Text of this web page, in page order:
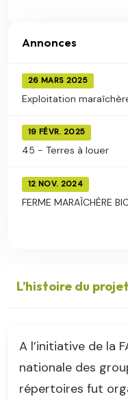
Annonces
26 MARS 2025
Exploitation
19 FÉVR. 2025
45 - Terres à louer
12 NOV. 2024
FERME MARAÎCHÈRE
L’histoire du
A l’initiative de la
nationale des
répertoires fut